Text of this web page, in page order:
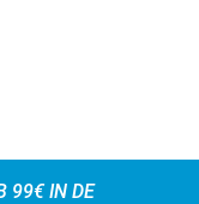
99€ IN DE